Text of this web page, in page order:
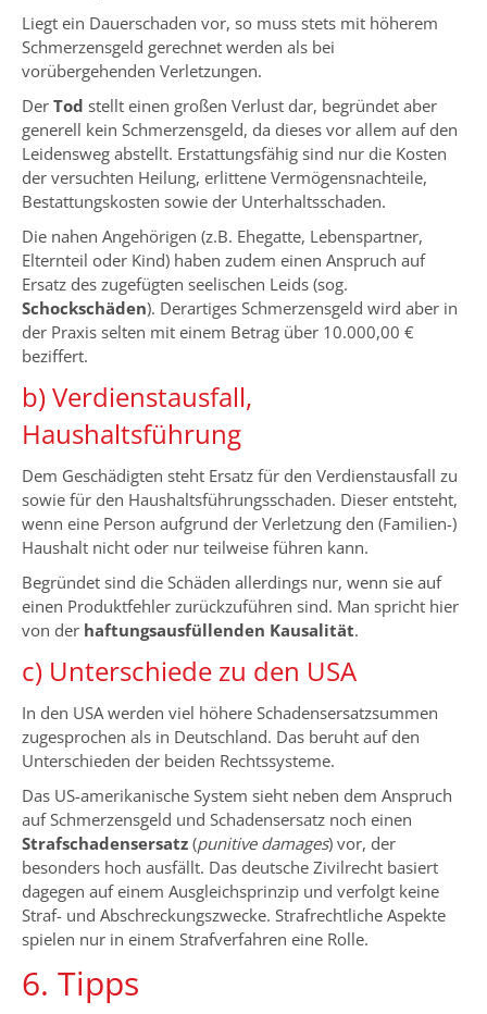
Liegt ein Dauerschaden vor, so muss stets mit höherem
Schmerzensgeld gerechnet werden als bei
vorübergehenden Verletzungen.
Der Tod stellt einen großen Verlust dar, begründet aber
generell kein Schmerzensgeld, da dieses vor allem auf den
Leidensweg abstellt. Erstattungsfähig sind nur die Kosten
der versuchten Heilung, erlittene Vermögensnachteile,
Bestattungskosten sowie der Unterhaltsschaden.
Die nahen Angehörigen (z.B. Ehegatte, Lebenspartner,
Elternteil oder Kind) haben zudem einen Anspruch auf
Ersatz des zugefügten seelischen Leids (sog.
Schockschäden). Derartiges Schmerzensgeld wird aber in
der Praxis selten mit einem Betrag über 10.000,00 €
beziffert.
b) Verdienstausfall,
Haushaltsführung
Dem Geschädigten steht Ersatz für den Verdienstausfall zu
sowie für den Haushaltsführungsschaden. Dieser entsteht,
wenn eine Person aufgrund der Verletzung den (Familien-)
Haushalt nicht oder nur teilweise führen kann.
Begründet sind die Schäden allerdings nur, wenn sie auf
einen Produktfehler zurückzuführen sind. Man spricht hier
von der haftungsausfüllenden Kausalität.
c) Unterschiede zu den USA
In den USA werden viel höhere Schadensersatzsummen
zugesprochen als in Deutschland. Das beruht auf den
Unterschieden der beiden Rechtssysteme.
Das US-amerikanische System sieht neben dem Anspruch
auf Schmerzensgeld und Schadensersatz noch einen
Strafschadensersatz (punitive damages) vor, der
besonders hoch ausfällt. Das deutsche Zivilrecht basiert
dagegen auf einem Ausgleichsprinzip und verfolgt keine
Straf- und Abschreckungszwecke. Strafrechtliche Aspekte
spielen nur in einem Strafverfahren eine Rolle.
6. Tipps